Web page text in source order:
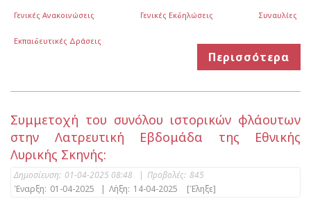
Γενικές Ανακοινώσεις Γενικές Εκδηλώσεις Συναυλίες
Εκπαιδευτικές Δράσεις
Περισσότερα
Συμμετοχή του συνόλου ιστορικών φλάουτων
στην Λατρευτική Εβδομάδα της Εθνικής
Λυρικής Σκηνής:
Δημοσίευση: 01-04-2025 08:48 | Προβολές: 845
Έναρξη: 01-04-2025 | Λήξη: 14-04-2025 [Έληξε]